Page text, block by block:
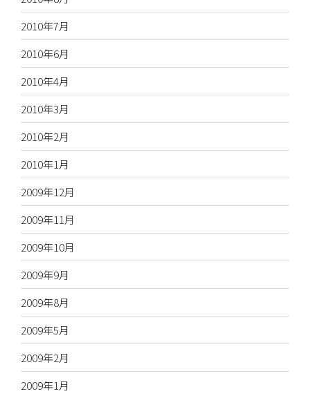
2010年7月
2010年6月
2010年4月
2010年3月
2010年2月
2010年1月
2009年12月
2009年11月
2009年10月
2009年9月
2009年8月
2009年5月
2009年2月
2009年1月